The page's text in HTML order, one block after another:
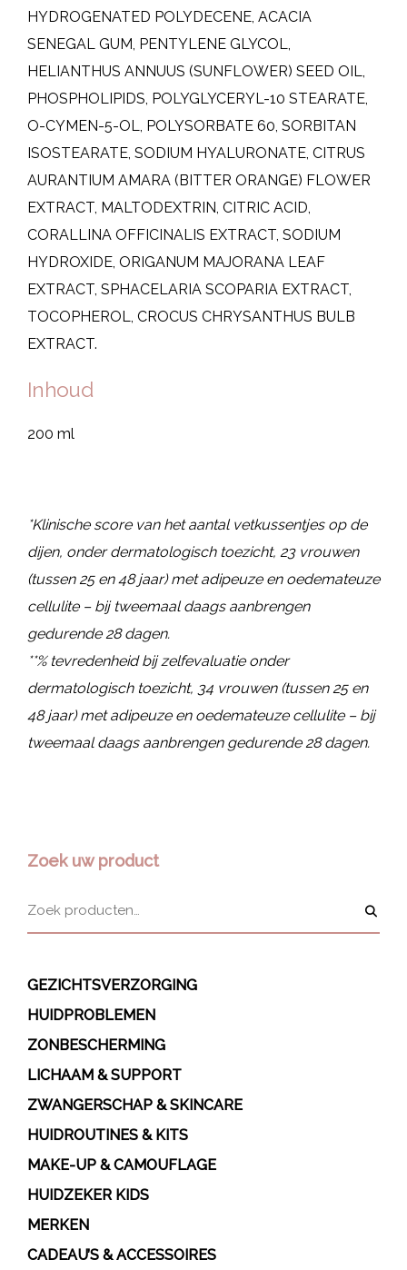
HYDROGENATED POLYDECENE, ACACIA
SENEGAL GUM, PENTYLENE GLYCOL,
HELIANTHUS ANNUUS (SUNFLOWER) SEED OIL,
PHOSPHOLIPIDS, POLYGLYCERYL-10 STEARATE,
O-CYMEN-5-OL, POLYSORBATE 60, SORBITAN
ISOSTEARATE, SODIUM HYALURONATE, CITRUS
AURANTIUM AMARA (BITTER ORANGE) FLOWER
EXTRACT, MALTODEXTRIN, CITRIC ACID,
CORALLINA OFFICINALIS EXTRACT, SODIUM
HYDROXIDE, ORIGANUM MAJORANA LEAF
EXTRACT, SPHACELARIA SCOPARIA EXTRACT,
TOCOPHEROL, CROCUS CHRYSANTHUS BULB
EXTRACT.
Inhoud
200 ml
*Klinische score van het aantal vetkussentjes op de
dijen, onder dermatologisch toezicht, 23 vrouwen
(tussen 25 en 48 jaar) met adipeuze en oedemateuze
cellulite – bij tweemaal daags aanbrengen
gedurende 28 dagen.
**% tevredenheid bij zelfevaluatie onder
dermatologisch toezicht, 34 vrouwen (tussen 25 en
48 jaar) met adipeuze en oedemateuze cellulite – bij
tweemaal daags aanbrengen gedurende 28 dagen.
Zoek uw product
GEZICHTSVERZORGING
HUIDPROBLEMEN
ZONBESCHERMING
LICHAAM & SUPPORT
ZWANGERSCHAP & SKINCARE
HUIDROUTINES & KITS
MAKE-UP & CAMOUFLAGE
HUIDZEKER KIDS
MERKEN
CADEAU’S & ACCESSOIRES